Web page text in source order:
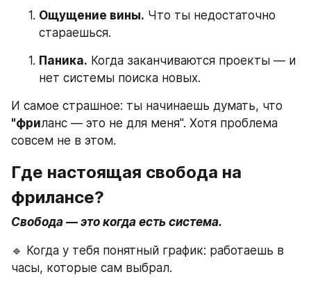
Ощущение вины. Что ты недостаточно
стараешься.
Паника. Когда заканчиваются проекты — и
нет системы поиска новых.
"фриланс — это не для меня". Хотя проблема
совсем не в этом.
Где настоящая свобода на
фрилансе?
Свобода — это когда есть система.
🔹 Когда у тебя понятный график: работаешь в
часы, которые сам выбрал.